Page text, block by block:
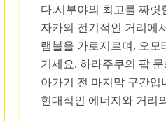
다.시부야의 최고를 짜
자카의 전기적인 거리에
램블을 가로지르며, 오
기세요. 하라주쿠의 팝
아가기 전 마지막 구간
현대적인 에너지와 거리